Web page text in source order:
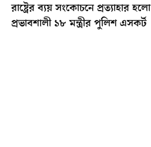
রাষ্ট্রের ব্যয় সংকোচনে প্রত্যাহার হলো
প্রভাবশালী ১৮ মন্ত্রীর পুলিশ এসকর্ট